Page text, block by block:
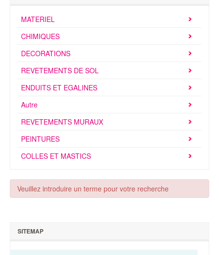
Actualités
Dépôts
Contact
MATERIEL
CHIMIQUES
DECORATIONS
REVETEMENTS DE SOL
ENDUITS ET EGALINES
Autre
REVETEMENTS MURAUX
PEINTURES
COLLES ET MASTICS
Veuillez introduire un terme pour votre recherche
SITEMAP